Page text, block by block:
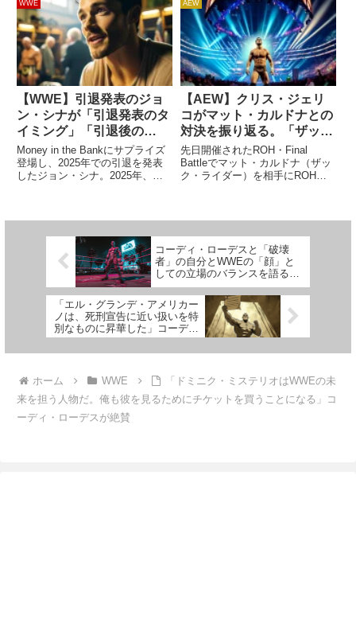
ク」で世界中のプロレスファンに
日本の女子プロレスの凄さを見せ
つけたセンダイガールズの里村明
衣子。Twitterでは彼...
ロレス界のビッグスターがDDTの
両国国技館大会にやってきたこと
は非常に大きな話題になりまし
た。入場曲J...
WWE
【WWE】引退発表のジョ
ン・シナが「引退発表のタ
イミング」「引退後の
WWEとの関係」を語る。
「お別れツアーは2025年
12月まで」
Money in the Bankにサプライズ
登場し、2025年での引退を発表
したジョン・シナ。2025年、彼
AEW
【AEW】クリス・ジェリ
コがマット・カルドナとの
対決を振り返る。「ザッ
ク・ライダー時代とは大違
いだ」
先日開催されたROH・Final
Battleでマット・カルドナ（ザッ
ク・ライダー）を相手にROH世
的な観点でも大きな注...
コーディ・ローデスと「破壊
者」の自分とWWEの「顔」と
しての立場のバランスを語る。
「会社に迎合しすぎないように
頑張ってる」
「エル・グランデ・アメリカー
ノは、死刑宣告に近い扱いを特
別なものに昇華した」コーデ
ィ・ローデスが語る
ホーム WWE
「ドミニク・ミステリオはWWEの未
来を担う人物だ。俺も彼を見るためにチケットを買うことになる」コ
ーディ・ローデスが絶賛